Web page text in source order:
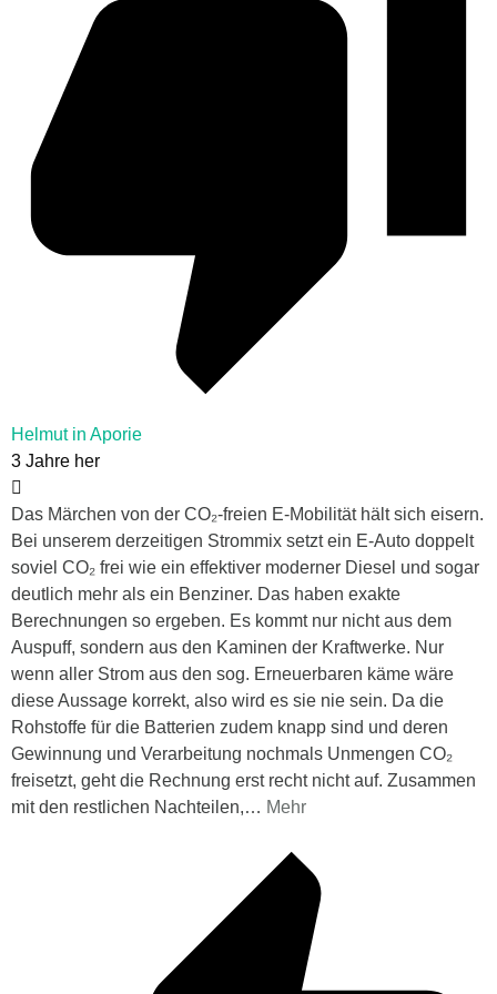
Helmut in Aporie
3 Jahre her
Das Märchen von der CO₂-freien E-Mobilität hält sich eisern.
Bei unserem derzeitigen Strommix setzt ein E-Auto doppelt
soviel CO₂ frei wie ein effektiver moderner Diesel und sogar
deutlich mehr als ein Benziner. Das haben exakte
Berechnungen so ergeben. Es kommt nur nicht aus dem
Auspuff, sondern aus den Kaminen der Kraftwerke. Nur
wenn aller Strom aus den sog. Erneuerbaren käme wäre
diese Aussage korrekt, also wird es sie nie sein. Da die
Rohstoffe für die Batterien zudem knapp sind und deren
Gewinnung und Verarbeitung nochmals Unmengen CO₂
freisetzt, geht die Rechnung erst recht nicht auf. Zusammen
mit den restlichen Nachteilen,… Mehr